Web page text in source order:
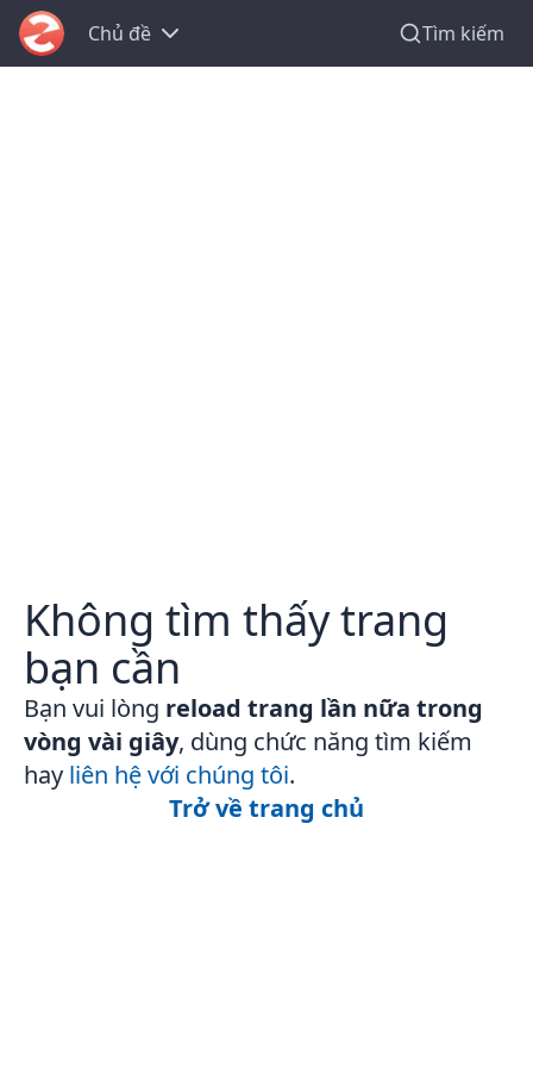
Chủ đề Tìm kiếm
Không tìm thấy trang
bạn cần
Bạn vui lòng reload trang lần nữa trong
vòng vài giây, dùng chức năng tìm kiếm
hay liên hệ với chúng tôi.
Trở về trang chủ